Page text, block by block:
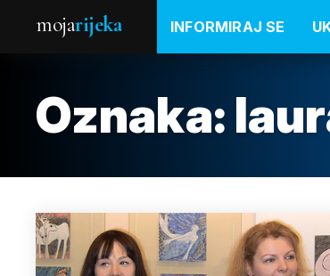
mojarijeka INFORMIRAJ SE
Oznaka: